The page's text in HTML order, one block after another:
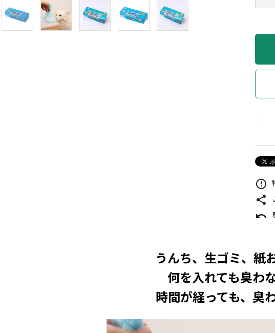
error_outline
share
undo
うんち、生ゴミ、紙
何を入れても臭わ
時間が経っても、臭